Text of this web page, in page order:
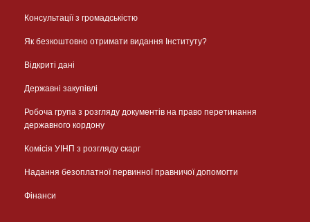
Консультації з громадськістю
Як безкоштовно отримати видання Інституту?
Відкриті дані
Державні закупівлі
Робоча група з розгляду документів на право перетинання
державного кордону
Комісія УІНП з розгляду скарг
Надання безоплатної первинної правничої допомогти
Фінанси